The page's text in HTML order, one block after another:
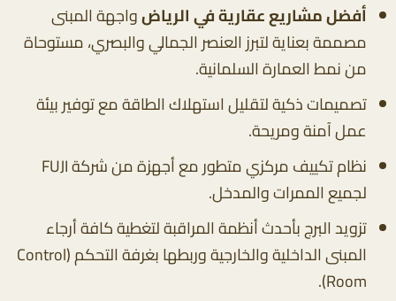
أفضل مشاريع عقارية في الرياضواجهة المبنى
مصممة بعناية لتبرز العنصر الجمالي والبصري، مستوحاة
من نمط العمارة السلمانية.
تصميمات ذكية لتقليل استهلاك الطاقة مع توفير بيئة
عمل آمنة ومريحة.
نظام تكييف مركزي متطور مع أجهزة من شركة FUJI
لجميع الممرات والمدخل.
تزويد البرج بأحدث أنظمة المراقبة لتغطية كافة أرجاء
المبنى الداخلية والخارجية وربطها بغرفة التحكم (Control
Room).